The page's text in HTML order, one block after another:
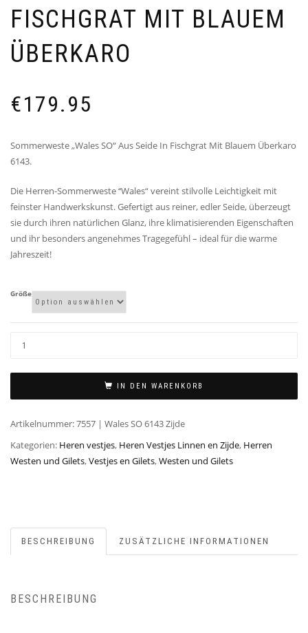
FISCHGRAT MIT BLAUEM
ÜBERKARO
€179.95
Sommerweste „Wales SO“ Aus Seide In Fischgrat Mit Blauem Überkaro
6143.
Die Herren-Sommerweste ‘‘Wales“ vereint stilvolle Leichtigkeit mit
feinster Handwerkskunst. Gefertigt aus reiner, edler Seide, überzeugt
sie durch ihren natürlichen Glanz, ihre klimatisierenden Eigenschaften
und ihr besonders angenehmes Tragegefühl – ideal für die warme
Jahreszeit!
Größe
IN DEN WARENKORB
Artikelnummer:7557 | Wales SO 6143 Zijde
Kategorien: Heren vestjes, Heren Vestjes Linnen en Zijde, Herren
Westen und Gilets,Vestjes en Gilets,Westen und Gilets
BESCHREIBUNG ZUSÄTZLICHE INFORMATIONEN
BESCHREIBUNG